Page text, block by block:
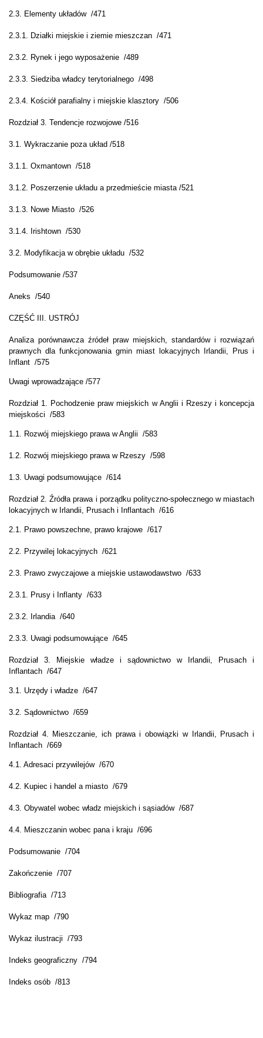
2.3. Elementy układów /471
2.3.1. Działki miejskie i ziemie mieszczan /471
2.3.2. Rynek i jego wyposażenie /489
2.3.3. Siedziba władcy terytorialnego /498
2.3.4. Kościół parafialny i miejskie klasztory /506
Rozdział 3. Tendencje rozwojowe /516
3.1. Wykraczanie poza układ /518
3.1.1. Oxmantown /518
3.1.2. Poszerzenie układu a przedmieście miasta /521
3.1.3. Nowe Miasto /526
3.1.4. Irishtown /530
3.2. Modyfikacja w obrębie układu /532
Podsumowanie /537
Aneks /540
CZĘŚĆ III. USTRÓJ
Analiza porównawcza źródeł praw miejskich, standardów i rozwiązań
prawnych dla funkcjonowania gmin miast lokacyjnych Irlandii, Prus i
Inflant /575
Uwagi wprowadzające /577
Rozdział 1. Pochodzenie praw miejskich w Anglii i Rzeszy i koncepcja
miejskości /583
1.1. Rozwój miejskiego prawa w Anglii /583
1.2. Rozwój miejskiego prawa w Rzeszy /598
1.3. Uwagi podsumowujące /614
Rozdział 2. Źródła prawa i porządku polityczno-społecznego w miastach
lokacyjnych w Irlandii, Prusach i Inflantach /616
2.1. Prawo powszechne, prawo krajowe /617
2.2. Przywilej lokacyjnych /621
2.3. Prawo zwyczajowe a miejskie ustawodawstwo /633
2.3.1. Prusy i Inflanty /633
2.3.2. Irlandia /640
2.3.3. Uwagi podsumowujące /645
Rozdział 3. Miejskie władze i sądownictwo w Irlandii, Prusach i
Inflantach /647
3.1. Urzędy i władze /647
3.2. Sądownictwo /659
Rozdział 4. Mieszczanie, ich prawa i obowiązki w Irlandii, Prusach i
Inflantach /669
4.1. Adresaci przywilejów /670
4.2. Kupiec i handel a miasto /679
4.3. Obywatel wobec władz miejskich i sąsiadów /687
4.4. Mieszczanin wobec pana i kraju /696
Podsumowanie /704
Zakończenie /707
Bibliografia /713
Wykaz map /790
Wykaz ilustracji /793
Indeks geograficzny /794
Indeks osób /813